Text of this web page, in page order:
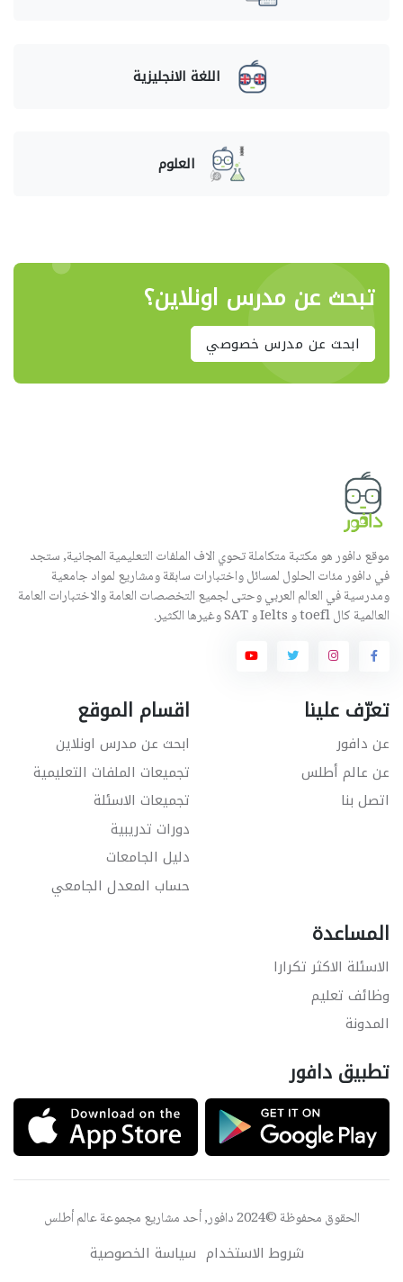
اللغة الانجليزية
العلوم
تبحث عن مدرس اونلاين؟
ابحث عن مدرس خصوصي
موقع دافور هو مكتبة متكاملة تحوي الاف الملفات التعليمية المجانية, ستجد
في دافور مئات الحلول لمسائل واختبارات سابقة ومشاريع لمواد جامعية
ومدرسية في العالم العربي وحتى لجميع التخصصات العامة والاختبارات العامة
العالمية كال toefl و Ielts و SAT وغيرها الكثير.
تعرّف علينا
عن دافور
عن عالم أطلس
اتصل بنا
اقسام الموقع
ابحث عن مدرس اونلاين
تجميعات الملفات التعليمية
تجميعات الاسئلة
دورات تدريبية
دليل الجامعات
حساب المعدل الجامعي
المساعدة
الاسئلة الاكثر تكرارا
وظائف تعليم
المدونة
تطبيق دافور
الحقوق محفوظة ©2024 دافور, أحد مشاريع مجموعة عالم أطلس
شروط الاستخدام سياسة الخصوصية